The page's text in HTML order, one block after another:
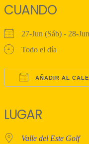
CUANDO
27-Jun (Sáb) - 28-
Todo el día
AÑADIR AL
LUGAR
Valle del Este Golf